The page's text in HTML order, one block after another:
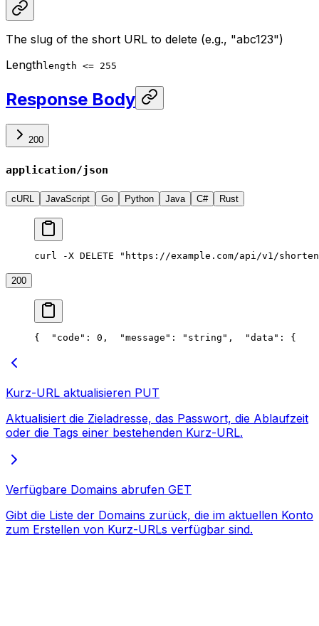
The slug of the short URL to delete (e.g., "abc123")
Lengthlength <= 255
Response Body
200
application/json
cURL JavaScript Go Python Java C# Rust
curl -X DELETE "https://example.com/api/v1/
200
{
  "code": 0,
  "message": "string",
  "data": {
Kurz-URL aktualisieren PUT
Aktualisiert die Zieladresse, das Passwort, die Ablaufzeit
oder die Tags einer bestehenden Kurz-URL.
Verfügbare Domains abrufen GET
Gibt die Liste der Domains zurück, die im aktuellen Konto
zum Erstellen von Kurz-URLs verfügbar sind.